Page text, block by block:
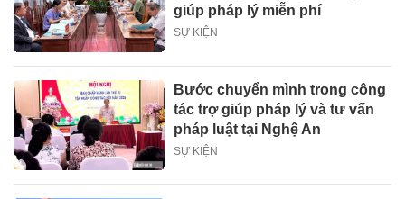
giúp pháp lý miễn phí
SỰ KIỆN
Bước chuyển mình trong công
tác trợ giúp pháp lý và tư vấn
pháp luật tại Nghệ An
SỰ KIỆN